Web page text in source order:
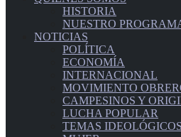
HISTORIA
NUESTRO
NOTICIAS
POLÍTICA
ECONOMÍA
INTERNACIONAL
MOVIMIENTO
CAMPESINOS Y
LUCHA POPULAR
TEMAS IDEOLÓGICOS